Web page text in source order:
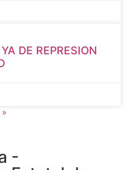
DE REPRESION
-